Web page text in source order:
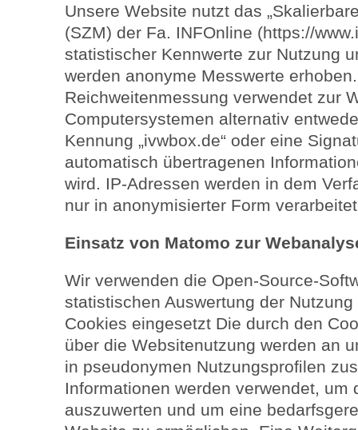
Unsere Website nutzt das
(SZM) der Fa. INFOnline (https://
statistischer Kennwerte zur Nutzung
werden anonyme Messwerte
Reichweitenmessung verwendet zur
Computersystemen alternativ
Kennung „ivwbox.de“ oder eine
automatisch übertragenen
wird. IP-Adressen werden in dem
nur in anonymisierter Form
Einsatz von Matomo zur
Wir verwenden die Open-Source-
statistischen Auswertung der
Cookies eingesetzt Die durch den
über die Websitenutzung werden an
in pseudonymen Nutzungsproﬁlen
Informationen werden verwendet, um
auszuwerten und um eine